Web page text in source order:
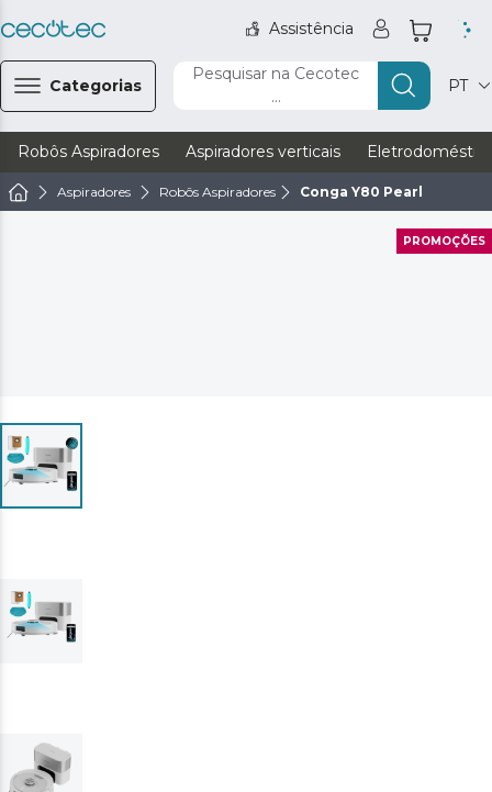
Assistência
Categorias
Pesquisar na Cecotec
...
PT
Robôs Aspiradores Aspiradores verticais
Aspiradores Robôs Aspiradores Conga Y80 Pearl
PROMOÇÕES